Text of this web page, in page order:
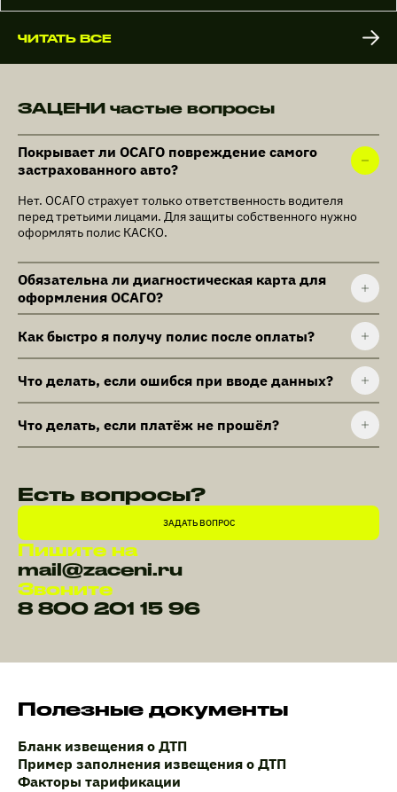
ЧИТАТЬ ВСЕ
ЗАЦЕНИ частые вопросы
Покрывает ли ОСАГО повреждение самого
застрахованного авто?
Нет. ОСАГО страхует только ответственность водителя
перед третьими лицами. Для защиты собственного нужно
оформлять полис КАСКО.
Обязательна ли диагностическая карта для
оформления ОСАГО?
Как быстро я получу полис после оплаты?
Что делать, если ошибся при вводе данных?
Что делать, если платёж не прошёл?
Есть вопросы?
ЗАДАТЬ ВОПРОС
Пишите на
mail@zaceni.ru
Звоните
8 800 201 15 96
Полезные документы
Бланк извещения о ДТП
Пример заполнения извещения о ДТП
Факторы тарификации